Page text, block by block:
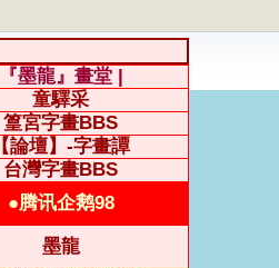
『墨龍』畫堂 |
童驛采
篁宮字畫BBS
【論壇】-字畫譚
台灣字畫BBS
●腾讯企鹅98
墨龍